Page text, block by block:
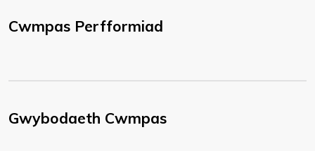
Cwmpas Perfformiad
Gwybodaeth Cwmpas